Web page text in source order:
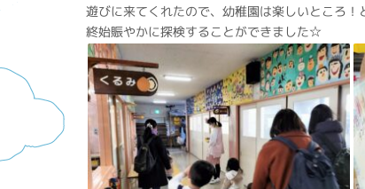
遊びに来てくれたので、幼稚園は楽しいところ！
終始賑やかに探検することができました☆